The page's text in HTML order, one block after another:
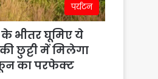
पर्यटन
भीतर घूमिए ये
छुट्टी में मिलेगा
का परफेक्ट